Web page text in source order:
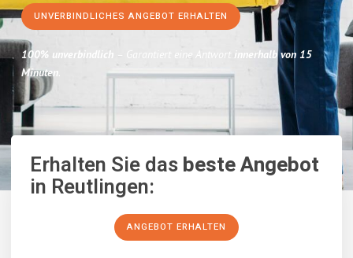
UNVERBINDLICHES ANGEBOT ERHALTEN
100% unverbindlich – Garantiert eine Antwort innerhalb von 15
Minuten.
Erhalten Sie dasbeste Angebot
in Reutlingen:
ANGEBOT ERHALTEN